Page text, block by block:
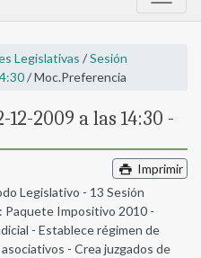
Legislativas /Sesión
/ Moc.Preferencia
2009 a las 14:30 -
Imprimir
Legislativo - 13 Sesión
Paquete Impositivo 2010 -
- Establece régimen de
- Crea juzgados de